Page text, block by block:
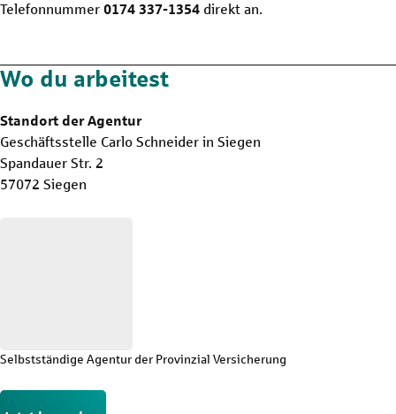
Telefonnummer 0174 337-1354 direkt an.
Wo du arbeitest
Standort der Agentur
Geschäftsstelle Carlo Schneider in Siegen
Spandauer Str. 2
57072 Siegen
Selbstständige Agentur der Provinzial Versicherung